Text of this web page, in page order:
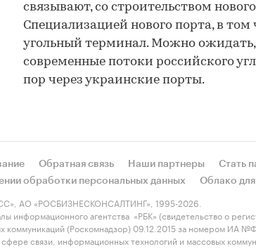
связывают, со строительством
Специализацией нового порта, в том
угольный терминал. Можно ожидать,
современные потоки российского
пор через украинские порты.
Обратная связь Наши партнеры Стать
обработки персональных данных
Облако для
АО «РОСБИЗНЕСКОНСАЛТИНГ», 1995-2026.
информационного агентства «РБК» (свидетельство о
коммуникаций (Роскомнадзор) 09.12.2015 за номером ИА
связи, информационных технологий и массовых